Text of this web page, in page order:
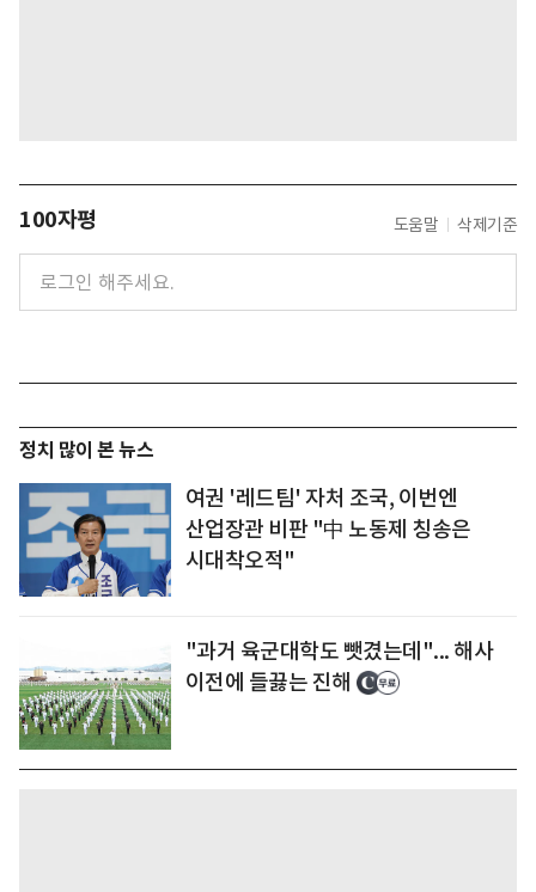
100자평 도움말 삭제기준
정치 많이 본 뉴스
여권 '레드팀' 자처 조국, 이번엔
산업장관 비판 "中 노동제 칭송은
시대착오적"
"과거 육군대학도 뺏겼는데"... 해사
이전에 들끓는 진해